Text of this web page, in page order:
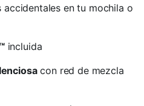
en tu mochila o
incluida
con red de mezcla